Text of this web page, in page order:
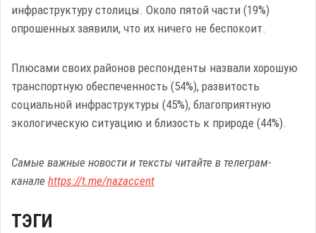
инфраструктуру столицы. Около пятой части (19%)
опрошенных заявили, что их ничего не беспокоит.
Плюсами своих районов респонденты назвали хорошую
транспортную обеспеченность (54%), развитость
социальной инфраструктуры (45%), благоприятную
экологическую ситуацию и близость к природе (44%).
Самые важные новости и тексты читайте в телеграм-
канале https://t.me/nazaccent
ТЭГИ